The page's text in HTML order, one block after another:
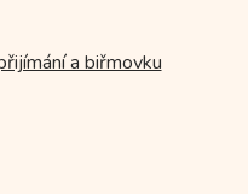
a biřmovku